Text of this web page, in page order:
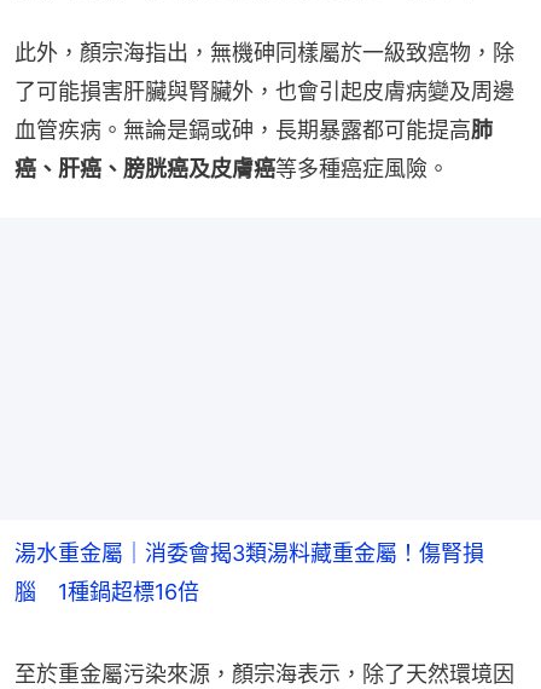
此外，顏宗海指出，無機砷同樣屬於一級致癌物，除
了可能損害肝臟與腎臟外，也會引起皮膚病變及周邊
血管疾病。無論是鎘或砷，長期暴露都可能提高肺
癌、肝癌、膀胱癌及皮膚癌等多種癌症風險。
湯水重金屬｜消委會揭3類湯料藏重金屬！傷腎損
腦 1種鍋超標16倍
至於重金屬污染來源，顏宗海表示，除了天然環境因